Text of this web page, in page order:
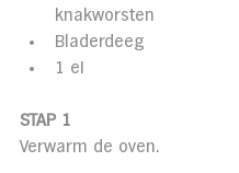
knakworsten
Bladerdeeg
1 ei
STAP 1
Verwarm de oven.